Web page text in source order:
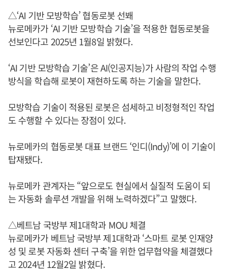
△‘AI 기반 모방학습’ 협동로봇 선봬
뉴로메카가 ‘AI 기반 모방학습 기술’을 적용한 협동로봇을
선보인다고 2025년 1월8일 밝혔다.
‘AI 기반 모방학습 기술’은 AI(인공지능)가 사람의 작업 수행
방식을 학습해 로봇이 재현하도록 하는 기술을 말한다.
모방학습 기술이 적용된 로봇은 섬세하고 비정형적인 작업
도 수행할 수 있다는 장점이 있다.
뉴로메카의 협동로봇 대표 브랜드 ‘인디(Indy)’에 이 기술이
탑재됐다.
뉴로메카 관계자는 “앞으로도 현실에서 실질적 도움이 되
는 자동화 솔루션 개발을 위해 노력하겠다”고 말했다.
△베트남 국방부 제1대학과 MOU 체결
뉴로메카가 베트남 국방부 제1대학과 ‘스마트 로봇 인재양
성 및 로봇 자동화 센터 구축’을 위한 업무협약을 체결했다
고 2024년 12월2일 밝혔다.